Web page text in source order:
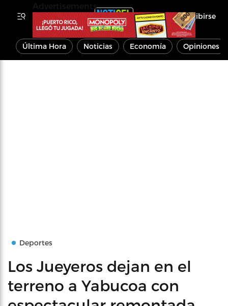
Inscribirse
Última Hora Noticias Economía Opiniones
Deportes
Los Jueyeros dejan en el
terreno a Yabucoa con
Advertisements